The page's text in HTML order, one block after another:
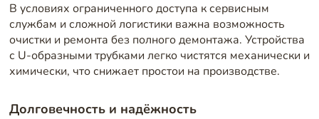
В условиях ограниченного доступа к сервисным
службам и сложной логистики важна возможность
очистки и ремонта без полного демонтажа. Устройства
с U-образными трубками легко чистятся механически и
химически, что снижает простои на производстве.
Долговечность и надёжность